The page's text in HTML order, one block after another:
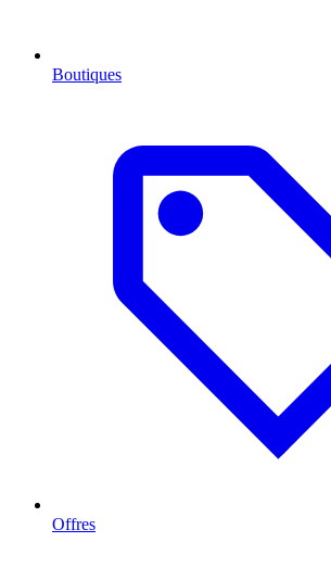
Boutiques
Offres